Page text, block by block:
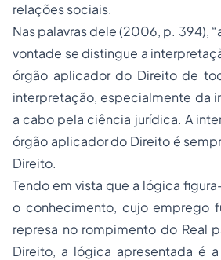
relações sociais.
Nas palavras dele (2006, p. 394),
vontade se distingue a
órgão aplicador do Direito de
interpretação, especialmente da
a cabo pela ciência jurídica. A
órgão aplicador do Direito é
Direito.
Tendo em vista que a lógica
o conhecimento, cujo emprego
represa no rompimento do Real
Direito, a lógica apresentada é